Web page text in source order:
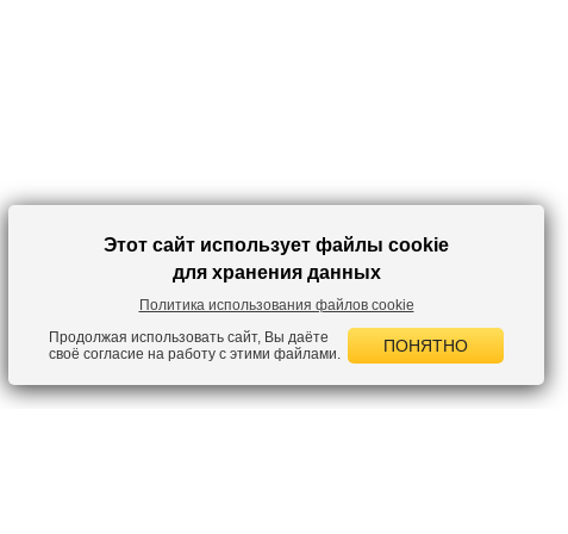
Этот сайт использует файлы cookie
для хранения данных
Политика использования файлов cookie
Продолжая использовать сайт, Вы даёте
своё согласие на работу с этими файлами.
ПОНЯТНО